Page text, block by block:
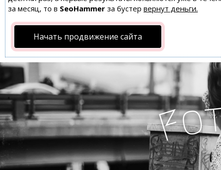
за месяц, то в SeoHammer за бустер вернут деньги.
Начать продвижение сайта
Fo